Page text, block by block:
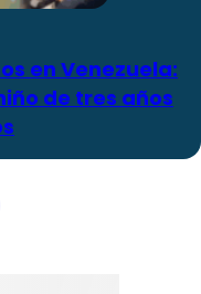
en Venezuela:
de tres años